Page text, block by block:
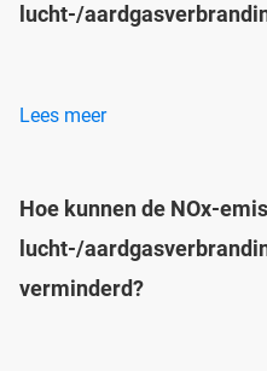
lucht-/
Lees meer
Hoe kunnen de NOx-
lucht-/
verminderd?